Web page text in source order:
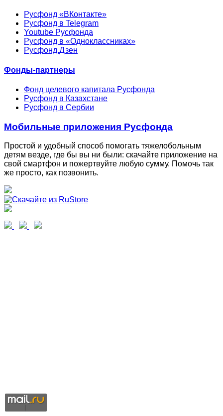
Русфонд «ВКонтакте»
Русфонд в Telegram
Youtube Русфонда
Русфонд в «Одноклассниках»
Русфонд.Дзен
Фонды-партнеры
Фонд целевого капитала Русфонда
Русфонд в Казахстане
Русфонд в Сербии
Мобильные приложения Русфонда
Простой и удобный способ помогать тяжелобольным
детям везде, где бы вы ни были: скачайте приложение на
свой смартфон и пожертвуйте любую сумму. Помочь так
же просто, как позвонить.